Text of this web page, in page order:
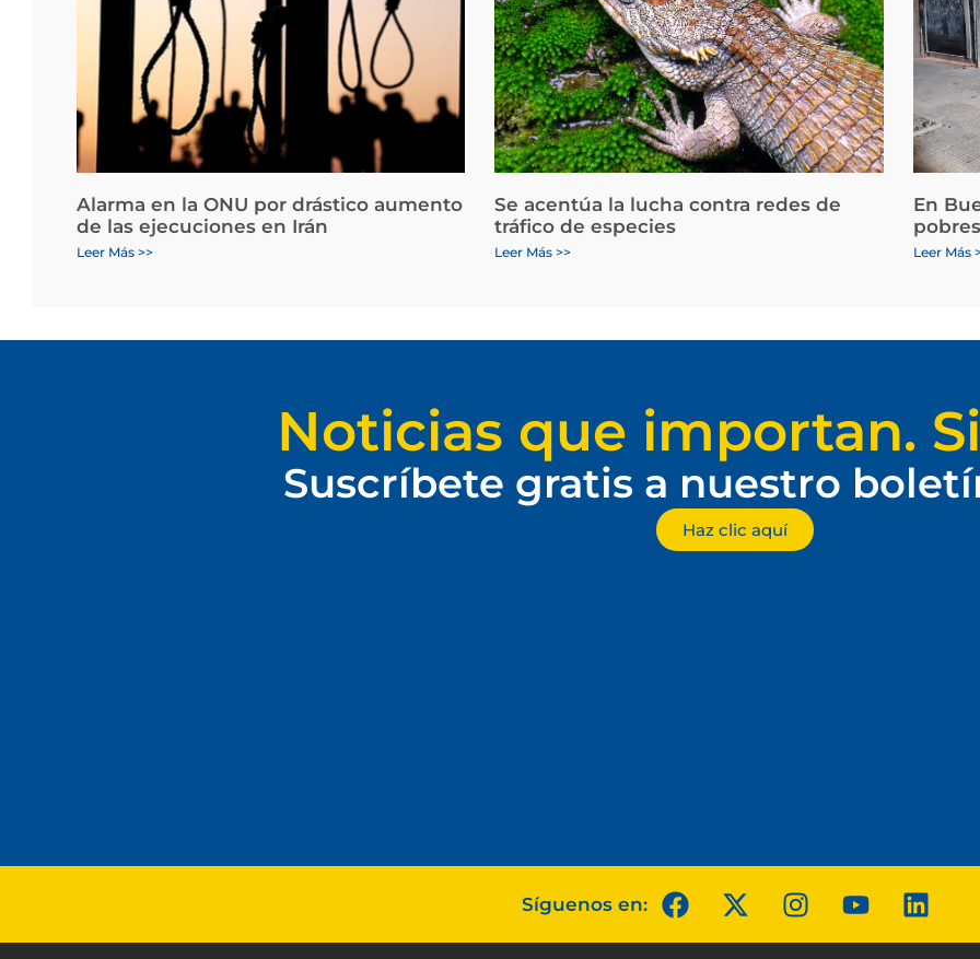
Alarma en la ONU por drástico aumento
de las ejecuciones en Irán
Leer Más >>
Se acentúa la lucha contra redes de
tráfico de especies
Leer Más >>
En
Leer Más
Noticias que importan.
Suscríbete gratis a nuestro
Haz clic aquí
Síguenos en: